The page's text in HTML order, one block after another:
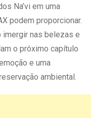
Na’vi em uma
podem proporcionar.
imergir nas belezas e
o próximo capítulo
e uma
ambiental.